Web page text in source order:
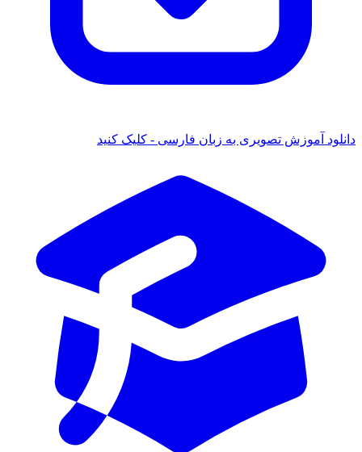
آموزش تصویری به زبان فارسی - کلیک کنید